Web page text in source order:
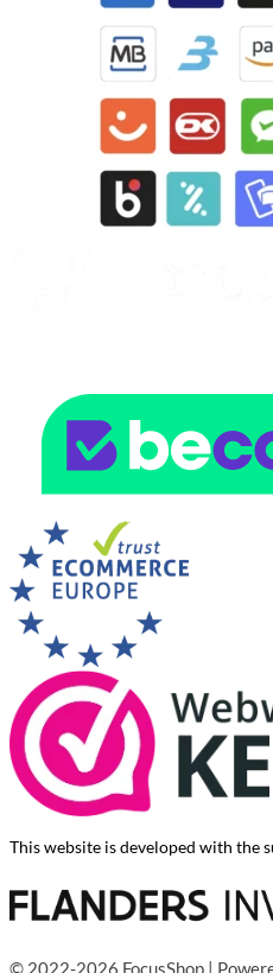
This website is developed with the
© 2022-2026 FocusShop |